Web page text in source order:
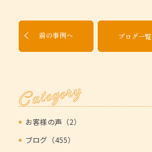
前の事例へ ブログ一覧
Category
お客様の声（2）
ブログ（455）